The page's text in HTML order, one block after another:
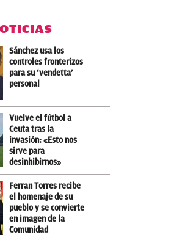
Sánchez usa los
controles fronterizos
para su ‘vendetta’
personal
Vuelve el fútbol a
Ceuta tras la
invasión: «Esto nos
sirve para
desinhibirnos»
Ferran Torres recibe
el homenaje de su
pueblo y se convierte
en imagen de la
Comunidad